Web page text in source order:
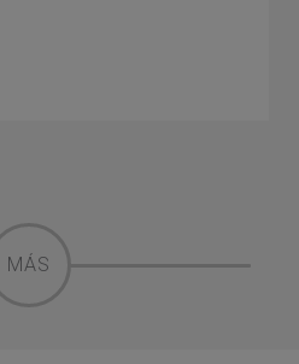
MÁS